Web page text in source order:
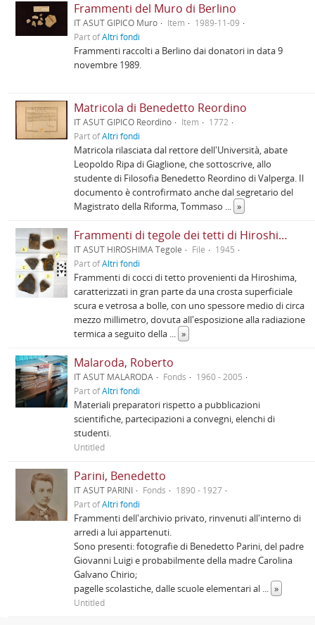
Frammenti del Muro di Berlino
IT ASUT GIPICO Muro Item
1989-11-09
Part ofAltri fondi
Frammenti raccolti a Berlino dai donatori in data 9
novembre 1989.
Matricola di Benedetto Reordino
IT ASUT GIPICO Reordino Item
1772
Part ofAltri fondi
Matricola rilasciata dal rettore dell'Università, abate
Leopoldo Ripa di Giaglione, che sottoscrive, allo
studente di Filosofia Benedetto Reordino di Valperga. Il
documento è controfirmato anche dal segretario del
Magistrato della Riforma, Tommaso ... »
Frammenti di tegole dei tetti di Hiroshima
IT ASUT HIROSHIMA Tegole File
1945
Part ofAltri fondi
Frammenti di cocci di tetto provenienti da Hiroshima,
caratterizzati in gran parte da una crosta superficiale
scura e vetrosa a bolle, con uno spessore medio di circa
mezzo millimetro, dovuta all'esposizione alla radiazione
termica a seguito della ... »
Malaroda, Roberto
IT ASUT MALARODA Fonds
1960 - 2005
Part ofAltri fondi
Materiali preparatori rispetto a pubblicazioni
scientifiche, partecipazioni a convegni, elenchi di
studenti.
Untitled
Parini, Benedetto
IT ASUT PARINI Fonds
1890 - 1927
Part ofAltri fondi
Frammenti dell'archivio privato, rinvenuti all'interno di
arredi a lui appartenuti.
Sono presenti: fotografie di Benedetto Parini, del padre
Giovanni Luigi e probabilmente della madre Carolina
Galvano Chirio;
pagelle scolastiche, dalle scuole elementari al ... »
Untitled